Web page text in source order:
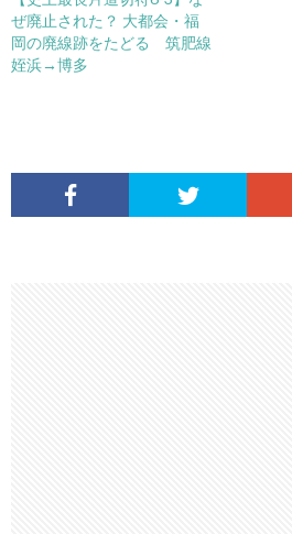
ぜ廃止された？ 大都会・福
岡の廃線跡をたどる 筑肥線
姪浜→博多